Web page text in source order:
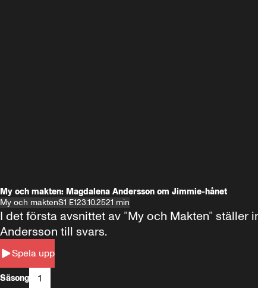
My och makten: Magdalena Andersson om Jimmie-hånet
My och maktenS1 E123.10.2521 min
Spela upp
I det första avsnittet av ”My och Makten”
Andersson till svars.
Säsong 1